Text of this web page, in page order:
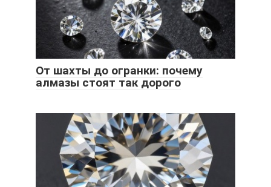
От шахты до огранки: почему
алмазы стоят так дорого